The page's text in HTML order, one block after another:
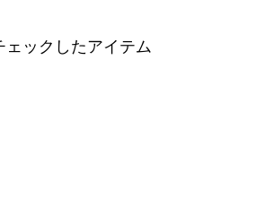
ェックしたアイテム